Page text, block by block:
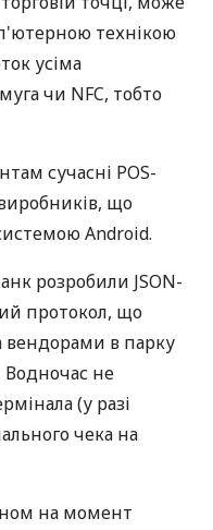
технікою
усіма
чи NFC, тобто
сучасні POS-
що
Android.
розробили JSON-
протокол, що
вендорами в парку
Водночас не
(у разі
чека на
на момент